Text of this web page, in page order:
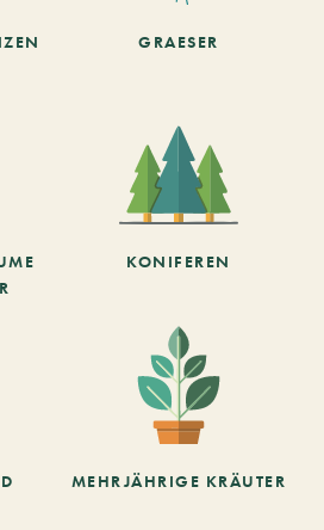
GRAESER
KONIFEREN
MEHRJÄHRIGE KRÄUTER